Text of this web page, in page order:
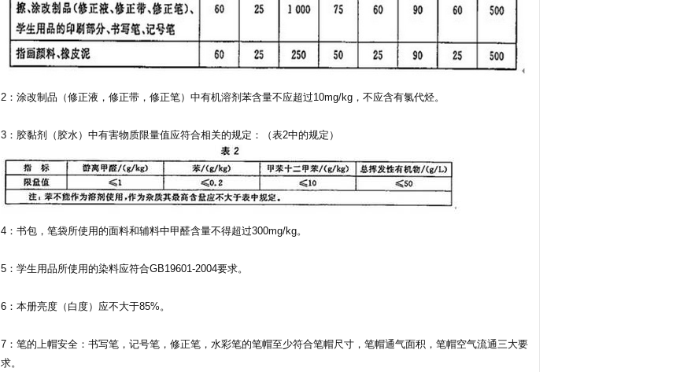
2：涂改制品（修正液，修正带，修正笔）中有机溶剂苯含量不应超过10mg/kg，不应含有氯代烃。
3：胶黏剂（胶水）中有害物质限量值应符合相关的规定：（表2中的规定）
4：书包，笔袋所使用的面料和辅料中甲醛含量不得超过300mg/kg。
5：学生用品所使用的染料应符合GB19601-2004要求。
6：本册亮度（白度）应不大于85%。
7：笔的上帽安全：书写笔，记号笔，修正笔，水彩笔的笔帽至少符合笔帽尺寸，笔帽通气面积，笔帽空气流通三大要
求。